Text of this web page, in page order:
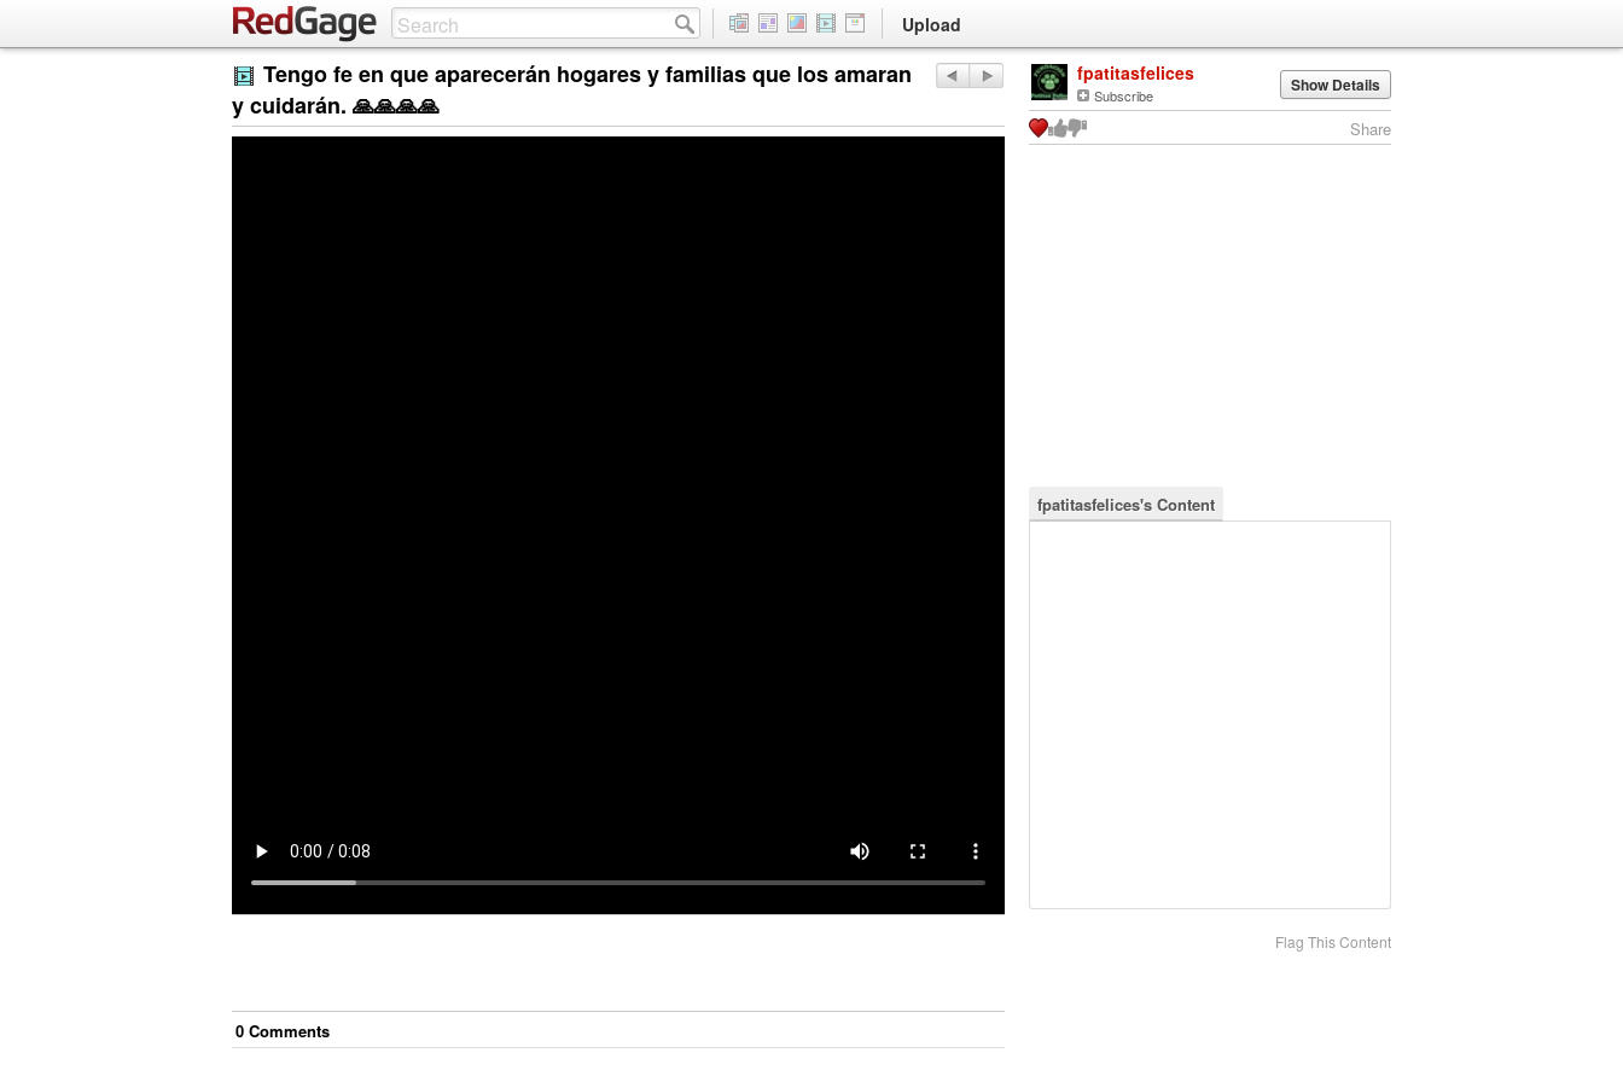
Upload
Tengo fe en que aparecerán hogares y familias que los amaran
y cuidarán. 🙏🙏🙏🙏
0 Comments
fpatitasfelices
Subscribe Show Details
Share
fpatitasfelices's Content
Flag This Content